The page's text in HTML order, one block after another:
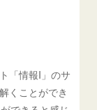
「情報I」のサ
くことができ